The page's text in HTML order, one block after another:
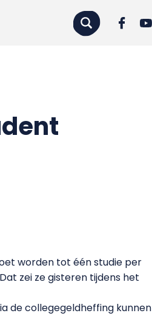
worden tot één studie per
zei ze gisteren tijdens het
de collegegeldheffing kunnen